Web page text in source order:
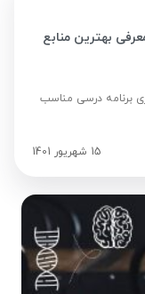
بهترین منابع
برنامه درسی مناسب
15 شهریور 1401